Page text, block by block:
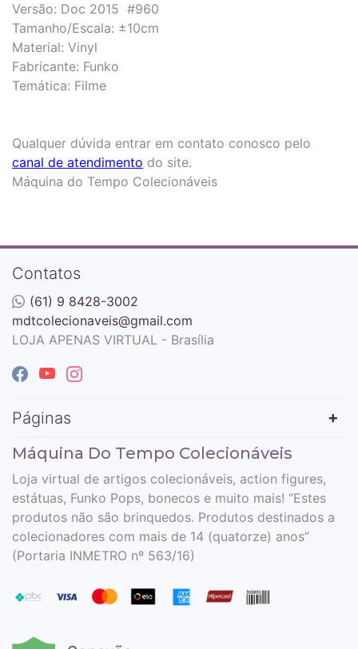
Versão: Doc 2015 #960
Tamanho/Escala: ±10cm
Material: Vinyl
Fabricante: Funko
Temática: Filme
Qualquer dúvida entrar em contato conosco pelo
canal de atendimento do site.
Máquina do Tempo Colecionáveis
Contatos
(61) 9 8428-3002
mdtcolecionaveis@gmail.com
LOJA APENAS VIRTUAL - Brasília
Páginas
Máquina Do Tempo Colecionáveis
Loja virtual de artigos colecionáveis, action figures,
estátuas, Funko Pops, bonecos e muito mais! “Estes
produtos não são brinquedos. Produtos destinados a
colecionadores com mais de 14 (quatorze) anos”
(Portaria INMETRO nº 563/16)